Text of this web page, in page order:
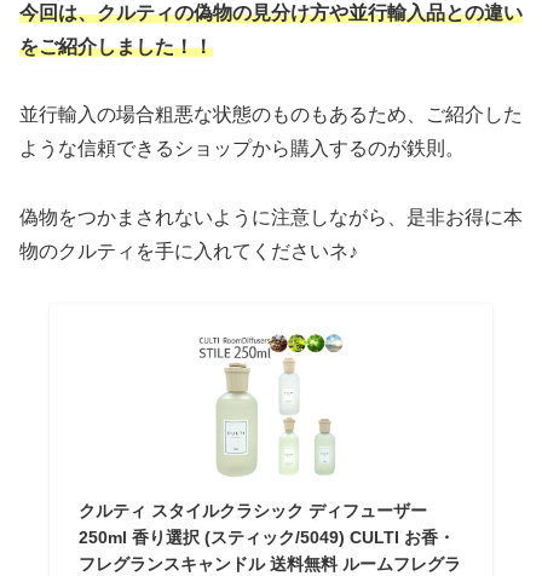
今回は、クルティの偽物の見分け方や並行輸入品との違い
をご紹介しました！！
並行輸入の場合粗悪な状態のものもあるため、ご紹介した
ような信頼できるショップから購入するのが鉄則。
偽物をつかまされないように注意しながら、是非お得に本
物のクルティを手に入れてくださいネ♪
クルティ スタイルクラシック ディフューザー
250ml 香り選択 (スティック/5049) CULTI お香・
フレグランスキャンドル 送料無料 ルームフレグラ